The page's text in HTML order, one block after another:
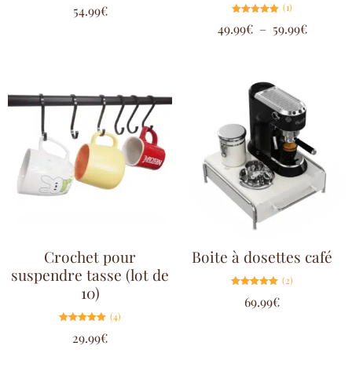
5.00
sur 5
54.99€
5.00
sur 5
(1)
49.99€ – 59.99€
Crochet pour
suspendre tasse (lot de
10)
5.00
sur 5
(4)
29.99€
Boite à dosettes café
5.00
sur 5
(2)
69.99€